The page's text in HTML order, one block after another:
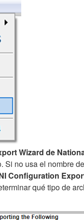
Wizard de
no usa el nombre
Configuration
qué tipo de